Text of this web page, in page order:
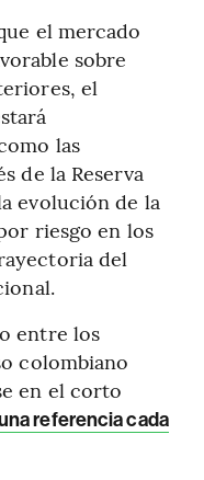
el mercado
sobre
el
las
de la Reserva
evolución de la
riesgo en los
del
entre los
colombiano
en el corto
referencia cada